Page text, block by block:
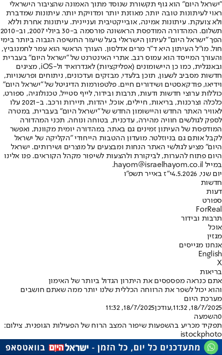
"ישראל היום" הוא גוף תקשורת שנוסד מתוך האמונה שהציבור הישראלי
ראוי לעיתונות טובה יותר, מאוזנת יותר ומדויקת יותר. עיתונות שמדברת
ולא צועקת. עיתונות אמינה, אובייקטיבית ועניינית. עיתונות אחרת וללא
תשלום. המהדורה המודפסת הראשונה פורסמה ב-30 ביולי 2007, וב-2010
הפך "ישראל היום" לעיתון הישראלי בעל שיעור החשיפה הגבוה ביותר בימי
חול. מו"ל העיתון היא ד"ר מרים אדלסון. העורך הראשי הוא עמר לחמנוביץ,
והעורך המייסד הוא עמוס רגב. אתרי האינטרנט של "ישראל היום" בעברית
ובאנגלית, כמו כן היישומונים (אפליקציות) לאנדרואיד ול-iOS, מציגים
חדשות מסביב לשעון, תוכן בלעדי, מבזקים ועדכונים, ניתוחים ופרשנויות,
וידיאו, פודקאסטים ושידורים חיים. פלטפורמות הדיגיטל של "ישראל היום"
כוללות ערוצי חדשות ודעות, תרבות ובידור, לייף סטייל, טכנולוגיה, ספורט,
כלכלה וצרכנות, בריאות, חיילים, אוכל, יהדות, תיירות ורכב. ב-2021 עלו
לאוויר האתר החדש והיישומון החדש של "ישראל היום" בעברית, במטרה
לספק לגולשים חוויה מהירה, עדכנית, בטוחה ונוחה. תכני המהדורה
המודפסת של העיתון זמינים גם באתר, במהדורה יומית מקוונת, ואפשר
לקבל אותם גם בניוזלטר. מועדון ההטבות הייחודי "הקליקה של ישראל
היום" מציע לגולשי האתר הנחות ומבצעים על מוצרים ושירותים. ישראל
היום פתוח להערות, לביקורת ולהצעות לשיפור מקהל הקוראים. פנו אלינו
במייל hayom@israelhayom.co.il.
יום שני, 4.5.2026
י"ז באייר תשפ"ו
חדשות
דעות
ספורט
ForReal
תרבות ובידור
אוכל
מגזין
אנחנו מגייסים
English
X
בריאות
אתם כנראה מפספסים את היתרון הגדול ביותר של האימון
והוא יכול לשפר את הרווחה הכללית שלנו יותר ממה שאתם חושבים
מערכת היום
18/7/2025, 11:32
,עודכן18/7/2025, 11:32
0השמעה
תפקיד מכריע בהשפעות שיפור המצב הרוח של הפעילות הגופנית. צילום:
istockphoto